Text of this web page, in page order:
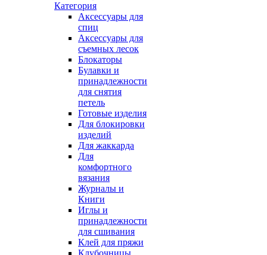
Категория
Аксессуары для
спиц
Аксессуары для
съемных лесок
Блокаторы
Булавки и
принадлежности
для снятия
петель
Готовые изделия
Для блокировки
изделий
Для жаккарда
Для
комфортного
вязания
Журналы и
Книги
Иглы и
принадлежности
для сшивания
Клей для пряжи
Клубочницы